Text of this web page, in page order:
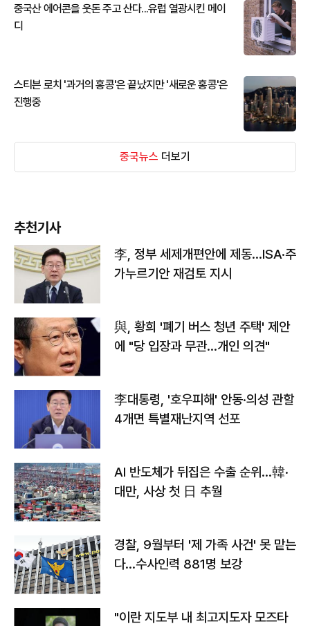
중국산 에어콘을 웃돈 주고 산다...유럽 열광시킨 메이
디
스티븐 로치 '과거의 홍콩'은 끝났지만 '새로운 홍콩'은
진행중
중국뉴스 더보기
추천기사
李, 정부 세제개편안에 제동…ISA·주
가누르기안 재검토 지시
與, 황희 '폐기 버스 청년 주택' 제안
에 "당 입장과 무관…개인 의견"
李대통령, '호우피해' 안동·의성 관할
4개면 특별재난지역 선포
AI 반도체가 뒤집은 수출 순위…韓·
대만, 사상 첫 日 추월
경찰, 9월부터 '제 가족 사건' 못 맡는
다…수사인력 881명 보강
"이란 지도부 내 최고지도자 모즈타